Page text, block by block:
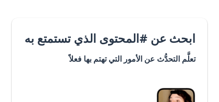
ابحث عن #المحتوى الذي تستمتع به
تعلَّم التحدُّث عن الأمور التي تهتم بها فعلاً